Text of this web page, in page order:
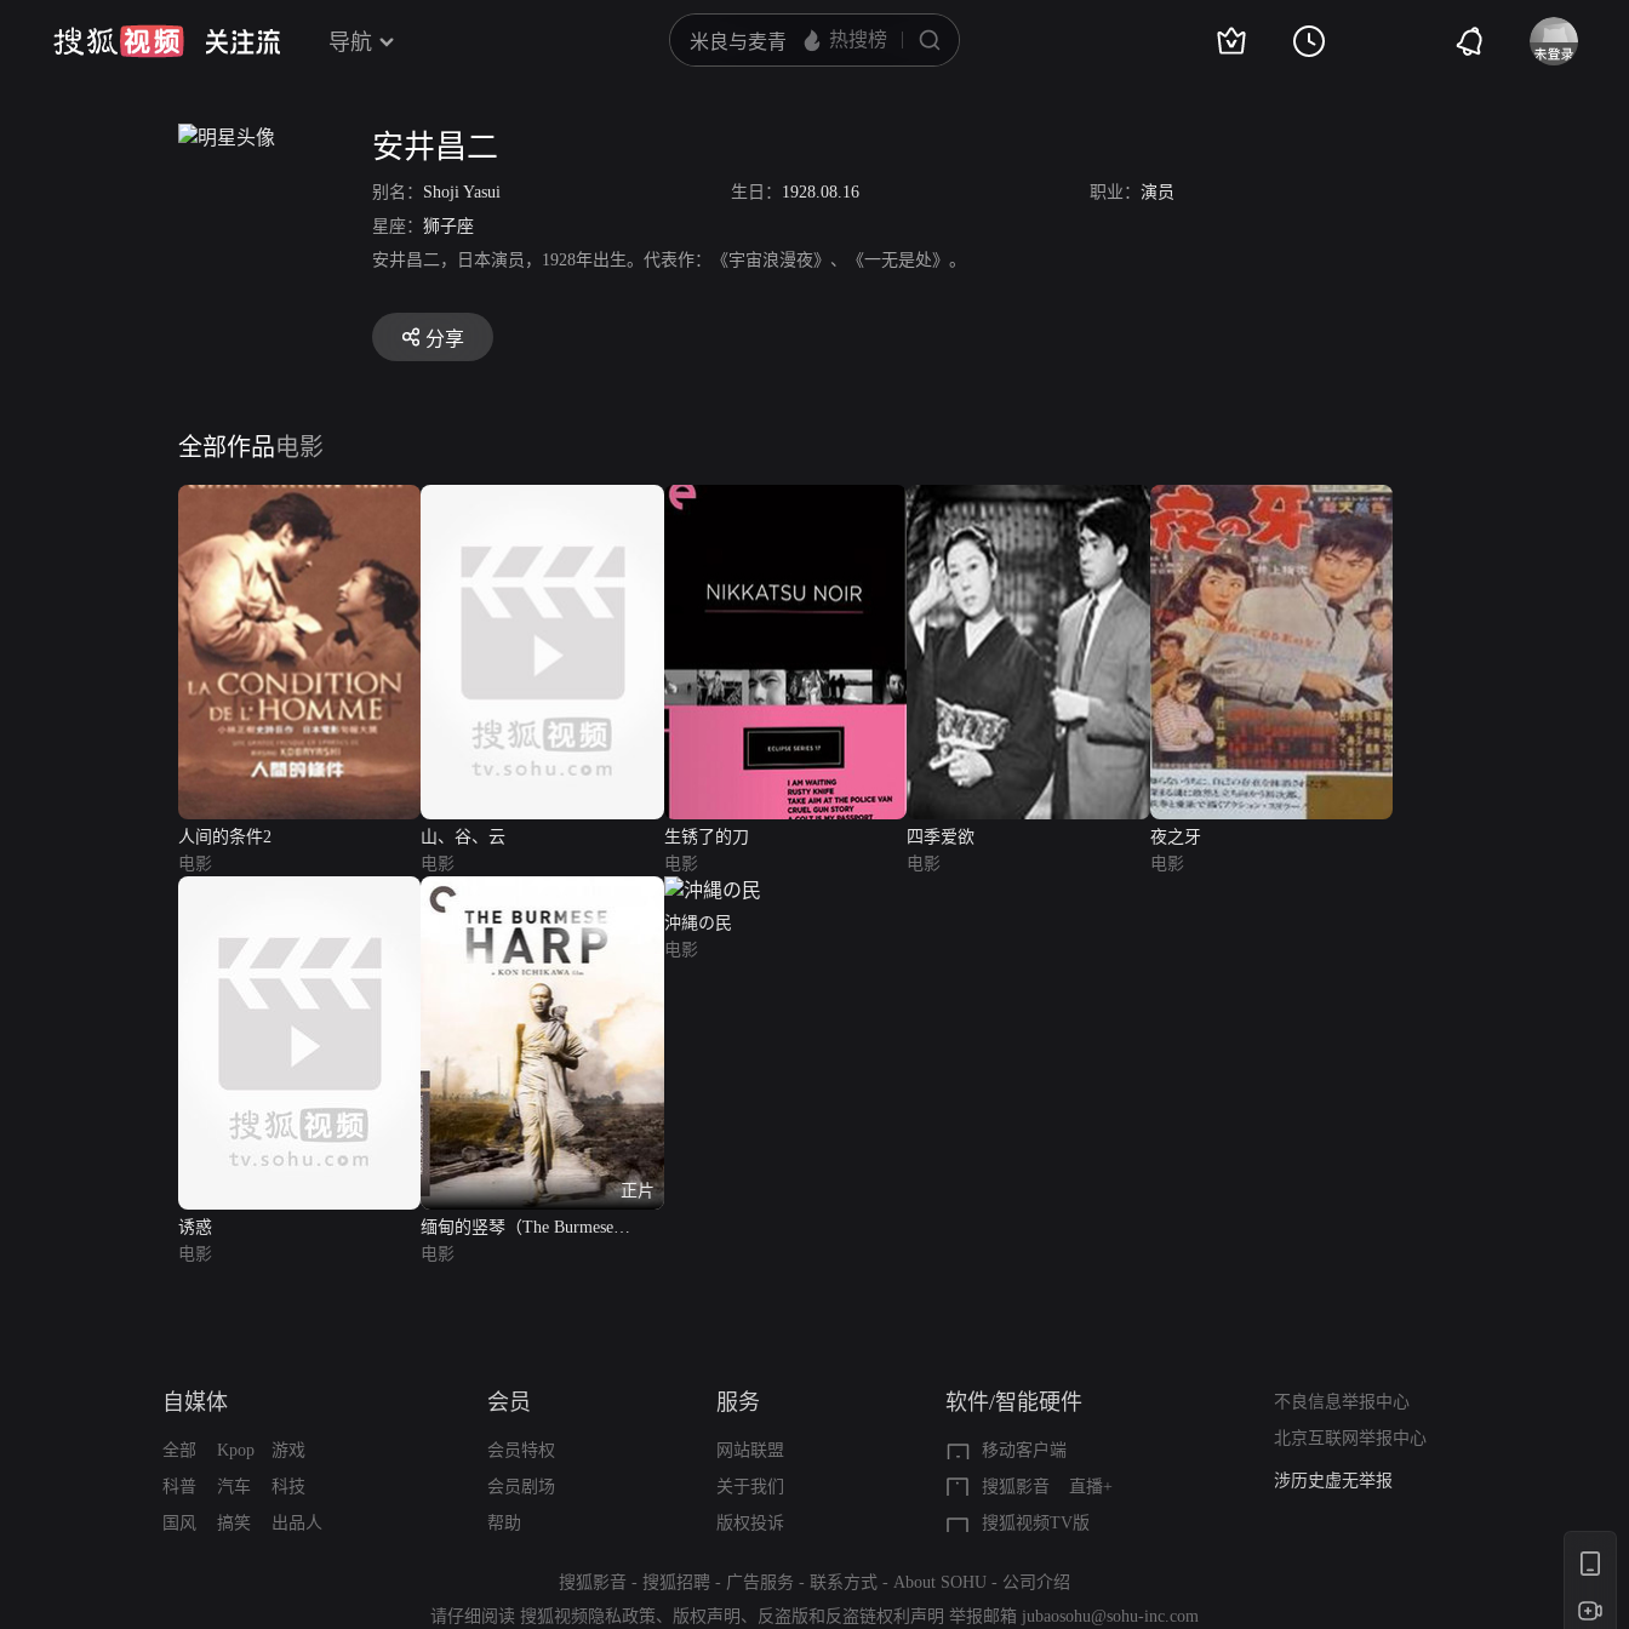
导航
安井昌二
别名： Shoji Yasui 生日： 1928.08.16 职业： 演员
星座： 狮子座
安井昌二，日本演员，1928年出生。代表作：《宇宙浪漫夜》、《一无是处》。
分享
全部作品电影
人间的条件2
电影
山、谷、云
电影
生锈了的刀
电影
四季爱欲
电影
夜之牙
电影
诱惑
电影
正片
缅甸的竖琴（The Burmese
Harp）
电影
沖縄の民
电影
自媒体
全部
科普
国风
Kpop
汽车
搞笑
游戏
科技
出品人
会员
会员特权
会员剧场
帮助
服务
网站联盟
关于我们
版权投诉
软件/智能硬件
移动客户端
搜狐影音
直播+
搜狐视频TV版
不良信息举报中心
北京互联网举报中心
亚运会举报专区
涉历史虚无举报
搜狐影音 - 搜狐招聘 - 广告服务 - 联系方式 - About SOHU - 公司介绍
请仔细阅读 搜狐视频隐私政策、 版权声明 、 反盗版和反盗链权利声明 举报邮箱 jubaosohu@sohu-inc.com